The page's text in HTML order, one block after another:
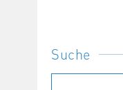
Suche